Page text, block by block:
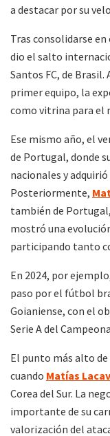
a destacar por su
Tras consolidarse
dio el salto
Santos FC, de
primer equipo, la
como vitrina para el
Ese mismo año, el
de Portugal, donde
nacionales y
Posteriormente,
también de
mostró una
participando tanto
En 2024, por
paso por el fútbol
Goianiense, con el
Serie A del
El punto más alto
cuando Matías
Corea del Sur. La
importante de su
valorización del